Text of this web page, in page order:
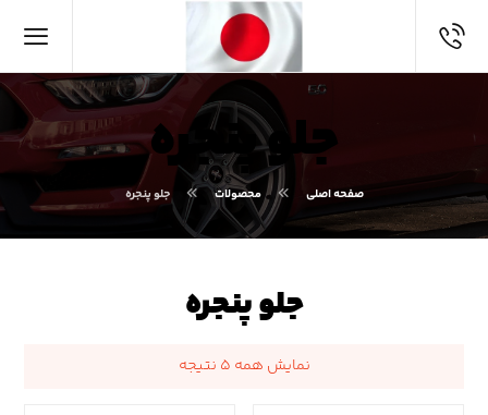
جلو پنجره
صفحه اصلی محصولات جلو پنجره
جلو پنجره
نمایش همه ۵ نتیجه